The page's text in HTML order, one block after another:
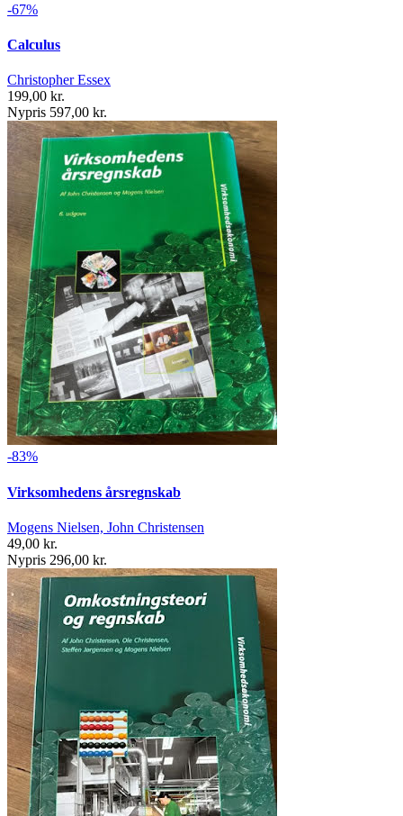
-67%
Calculus
Christopher Essex
199,00 kr.
Nypris 597,00 kr.
-83%
Virksomhedens årsregnskab
Mogens Nielsen, John Christensen
49,00 kr.
Nypris 296,00 kr.